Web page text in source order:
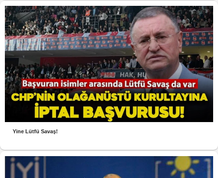
Yine Lütfü Savaş!